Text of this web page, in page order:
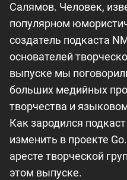
Салямов. Человек,
популярном
создатель подкаста
основателей
выпуске мы
больших медийных
творчества и
Как зародился
изменить в проекте
аресте творческой
этом выпуске.